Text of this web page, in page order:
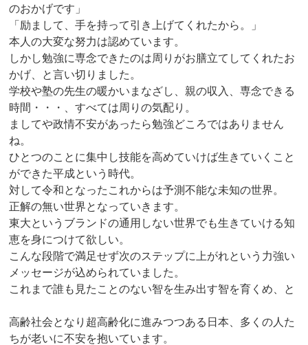
のおかげです」
「励まして、手を持って引き上げてくれたから。」
本人の大変な努力は認めています。
しかし勉強に専念できたのは周りがお膳立てしてくれたお
かげ、と言い切りました。
学校や塾の先生の暖かいまなざし、親の収入、専念できる
時間・・・、すべては周りの気配り。
ましてや政情不安があったら勉強どころではありません
ね。
ひとつのことに集中し技能を高めていけば生きていくこと
ができた平成という時代。
対して令和となったこれからは予測不能な未知の世界。
正解の無い世界となっていきます。
東大というブランドの通用しない世界でも生きていける知
恵を身につけて欲しい。
こんな段階で満足せず次のステップに上がれという力強い
メッセージが込められていました。
これまで誰も見たことのない智を生み出す智を育くめ、と
高齢社会となり超高齢化に進みつつある日本、多くの人た
ちが老いに不安を抱いています。